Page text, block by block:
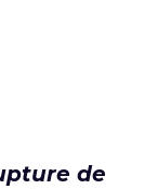
de